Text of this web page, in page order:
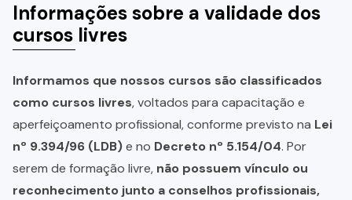
Informações sobre a validade dos
cursos livres
Informamos que nossos cursos são classificados
como cursos livres, voltados para capacitação e
aperfeiçoamento profissional, conforme previsto na Lei
nº 9.394/96 (LDB)e no Decreto nº 5.154/04. Por
serem de formação livre, não possuem vínculo ou
reconhecimento junto a conselhos profissionais,